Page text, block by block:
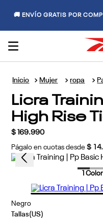
🚚 ENVÍO GRATIS POR
Mujer ropa
Licra
High Rise
$ 169.990
Págalo en cuotas desde $
Negro